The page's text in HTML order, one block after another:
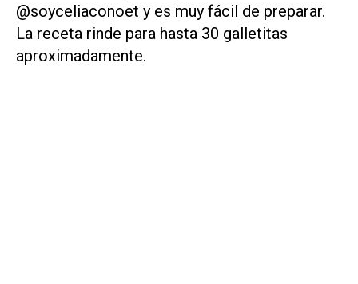
@soyceliaconoet y es muy fácil de preparar.
La receta rinde para hasta 30 galletitas
aproximadamente.